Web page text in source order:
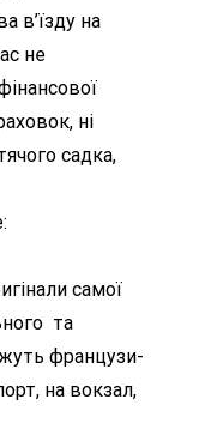
в’їзду на
не
ні
садка,
самої
та
французи-
на вокзал,